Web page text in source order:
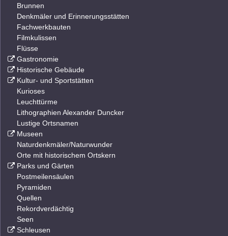
Brunnen
Denkmäler und Erinnerungsstätten
Fachwerkbauten
Filmkulissen
Flüsse
Gastronomie
Historische Gebäude
Kultur- und Sportstätten
Kurioses
Leuchttürme
Lithographien Alexander Duncker
Lustige Ortsnamen
Museen
Naturdenkmäler/Naturwunder
Orte mit historischem Ortskern
Parks und Gärten
Postmeilensäulen
Pyramiden
Quellen
Rekordverdächtig
Seen
Schleusen